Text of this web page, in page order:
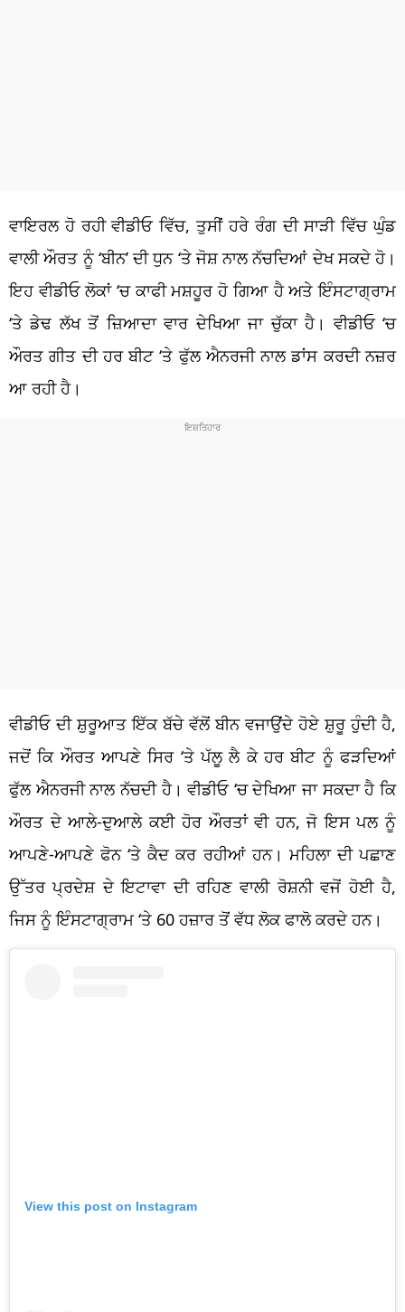
ਵਾਇਰਲ ਹੋ ਰਹੀ ਵੀਡੀਓ ਵਿੱਚ, ਤੁਸੀਂ ਹਰੇ ਰੰਗ ਦੀ ਸਾੜੀ ਵਿੱਚ ਘੁੰਡ
ਵਾਲੀ ਔਰਤ ਨੂੰ ‘ਬੀਨ’ ਦੀ ਧੁਨ ‘ਤੇ ਜੋਸ਼ ਨਾਲ ਨੱਚਦਿਆਂ ਦੇਖ ਸਕਦੇ ਹੋ।
ਇਹ ਵੀਡੀਓ ਲੋਕਾਂ ‘ਚ ਕਾਫੀ ਮਸ਼ਹੂਰ ਹੋ ਗਿਆ ਹੈ ਅਤੇ ਇੰਸਟਾਗ੍ਰਾਮ
‘ਤੇ ਡੇਢ ਲੱਖ ਤੋਂ ਜ਼ਿਆਦਾ ਵਾਰ ਦੇਖਿਆ ਜਾ ਚੁੱਕਾ ਹੈ। ਵੀਡੀਓ ‘ਚ
ਔਰਤ ਗੀਤ ਦੀ ਹਰ ਬੀਟ ‘ਤੇ ਫੁੱਲ ਐਨਰਜੀ ਨਾਲ ਡਾਂਸ ਕਰਦੀ ਨਜ਼ਰ
ਆ ਰਹੀ ਹੈ।
ਵੀਡੀਓ ਦੀ ਸ਼ੁਰੂਆਤ ਇੱਕ ਬੱਚੇ ਵੱਲੋਂ ਬੀਨ ਵਜਾਉਂਦੇ ਹੋਏ ਸ਼ੁਰੂ ਹੁੰਦੀ ਹੈ,
ਜਦੋਂ ਕਿ ਔਰਤ ਆਪਣੇ ਸਿਰ ‘ਤੇ ਪੱਲੂ ਲੈ ਕੇ ਹਰ ਬੀਟ ਨੂੰ ਫੜਦਿਆਂ
ਫੁੱਲ ਐਨਰਜੀ ਨਾਲ ਨੱਚਦੀ ਹੈ। ਵੀਡੀਓ ‘ਚ ਦੇਖਿਆ ਜਾ ਸਕਦਾ ਹੈ ਕਿ
ਔਰਤ ਦੇ ਆਲੇ-ਦੁਆਲੇ ਕਈ ਹੋਰ ਔਰਤਾਂ ਵੀ ਹਨ, ਜੋ ਇਸ ਪਲ ਨੂੰ
ਆਪਣੇ-ਆਪਣੇ ਫੋਨ ‘ਤੇ ਕੈਦ ਕਰ ਰਹੀਆਂ ਹਨ। ਮਹਿਲਾ ਦੀ ਪਛਾਣ
ਉੱਤਰ ਪ੍ਰਦੇਸ਼ ਦੇ ਇਟਾਵਾ ਦੀ ਰਹਿਣ ਵਾਲੀ ਰੋਸ਼ਨੀ ਵਜੋਂ ਹੋਈ ਹੈ,
ਜਿਸ ਨੂੰ ਇੰਸਟਾਗ੍ਰਾਮ ‘ਤੇ 60 ਹਜ਼ਾਰ ਤੋਂ ਵੱਧ ਲੋਕ ਫਾਲੋ ਕਰਦੇ ਹਨ।
View this post on Instagram